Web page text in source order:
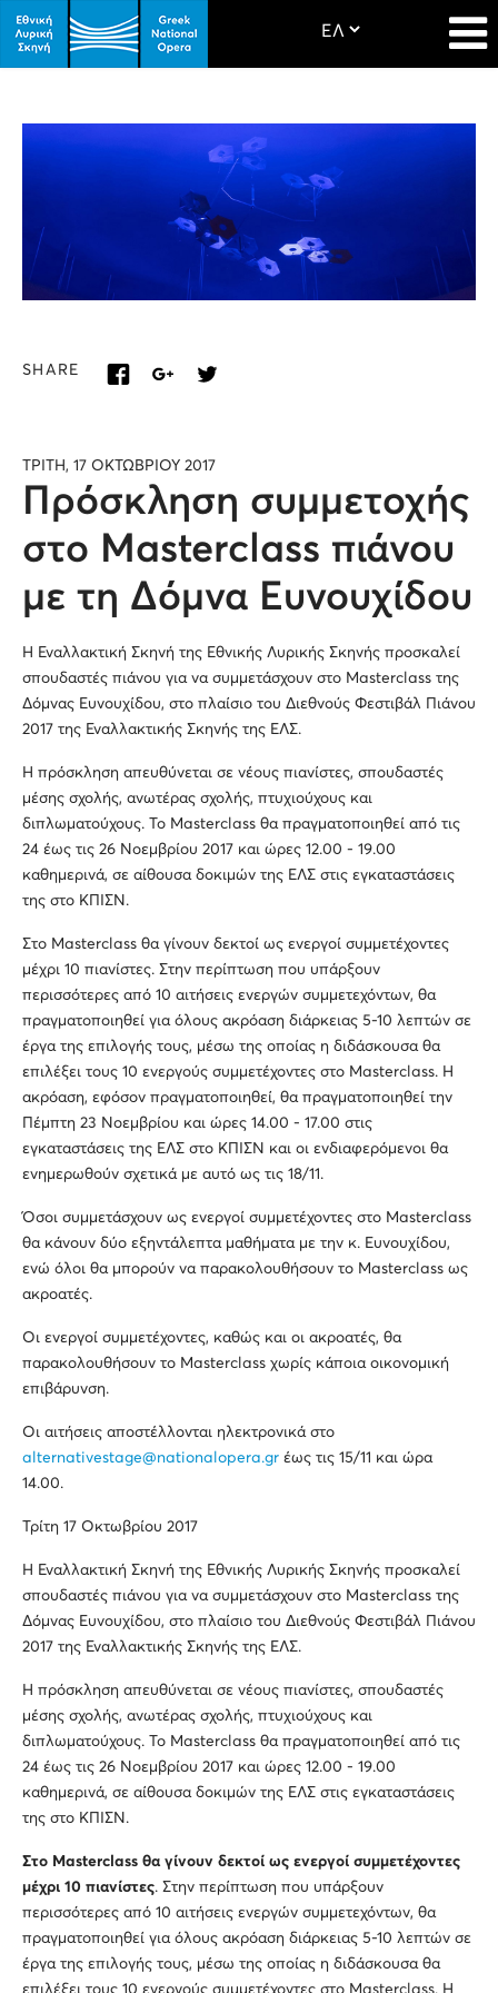
SHARE
ΤΡΙΤΗ, 17 ΟΚΤΩΒΡΙΟΥ 2017
Πρόσκληση συμμετοχής
στο Masterclass πιάνου
με τη Δόμνα Ευνουχίδου
Η Εναλλακτική Σκηνή της Εθνικής Λυρικής Σκηνής προσκαλεί
σπουδαστές πιάνου για να συμμετάσχουν στο Masterclass της
Δόμνας Ευνουχίδου, στο πλαίσιο του Διεθνούς Φεστιβάλ Πιάνου
2017 της Εναλλακτικής Σκηνής της ΕΛΣ.
Η πρόσκληση απευθύνεται σε νέους πιανίστες, σπουδαστές
μέσης σχολής, ανωτέρας σχολής, πτυχιούχους και
διπλωματούχους. Το Masterclass θα πραγματοποιηθεί από τις
24 έως τις 26 Νοεμβρίου 2017 και ώρες 12.00 - 19.00
καθημερινά, σε αίθουσα δοκιμών της ΕΛΣ στις εγκαταστάσεις
της στο ΚΠΙΣΝ.
Στο Masterclass θα γίνουν δεκτοί ως ενεργοί συμμετέχοντες
μέχρι 10 πιανίστες. Στην περίπτωση που υπάρξουν
περισσότερες από 10 αιτήσεις ενεργών συμμετεχόντων, θα
πραγματοποιηθεί για όλους ακρόαση διάρκειας 5-10 λεπτών σε
έργα της επιλογής τους, μέσω της οποίας η διδάσκουσα θα
επιλέξει τους 10 ενεργούς συμμετέχοντες στο Masterclass. Η
ακρόαση, εφόσον πραγματοποιηθεί, θα πραγματοποιηθεί την
Πέμπτη 23 Νοεμβρίου και ώρες 14.00 - 17.00 στις
εγκαταστάσεις της ΕΛΣ στο ΚΠΙΣΝ και οι ενδιαφερόμενοι θα
ενημερωθούν σχετικά με αυτό ως τις 18/11.
Όσοι συμμετάσχουν ως ενεργοί συμμετέχοντες στο Masterclass
θα κάνουν δύο εξηντάλεπτα μαθήματα με την κ. Ευνουχίδου,
ενώ όλοι θα μπορούν να παρακολουθήσουν το Masterclass ως
ακροατές.
Οι ενεργοί συμμετέχοντες, καθώς και οι ακροατές, θα
παρακολουθήσουν το Masterclass χωρίς κάποια οικονομική
επιβάρυνση.
Οι αιτήσεις αποστέλλονται ηλεκτρονικά στο
alternativestage@nationalopera.gr έως τις 15/11 και ώρα
14.00.
Τρίτη 17 Οκτωβρίου 2017
Η Εναλλακτική Σκηνή της Εθνικής Λυρικής Σκηνής προσκαλεί
σπουδαστές πιάνου για να συμμετάσχουν στο Masterclass της
Δόμνας Ευνουχίδου, στο πλαίσιο του Διεθνούς Φεστιβάλ Πιάνου
2017 της Εναλλακτικής Σκηνής της ΕΛΣ.
Η πρόσκληση απευθύνεται σε νέους πιανίστες, σπουδαστές
μέσης σχολής, ανωτέρας σχολής, πτυχιούχους και
διπλωματούχους. Το Masterclass θα πραγματοποιηθεί από τις
24 έως τις 26 Νοεμβρίου 2017 και ώρες 12.00 - 19.00
καθημερινά, σε αίθουσα δοκιμών της ΕΛΣ στις εγκαταστάσεις
της στο ΚΠΙΣΝ.
Στο Masterclass θα γίνουν δεκτοί ως ενεργοί συμμετέχοντες
μέχρι 10 πιανίστες. Στην περίπτωση που υπάρξουν
περισσότερες από 10 αιτήσεις ενεργών συμμετεχόντων, θα
πραγματοποιηθεί για όλους ακρόαση διάρκειας 5-10 λεπτών σε
έργα της επιλογής τους, μέσω της οποίας η διδάσκουσα θα